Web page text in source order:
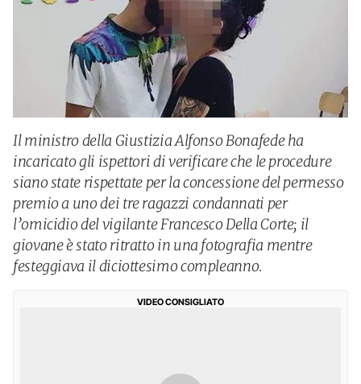
Il ministro della Giustizia Alfonso Bonafede ha
incaricato gli ispettori di verificare che le procedure
siano state rispettate per la concessione del permesso
premio a uno dei tre ragazzi condannati per
l’omicidio del vigilante Francesco Della Corte; il
giovane è stato ritratto in una fotografia mentre
festeggiava il diciottesimo compleanno.
VIDEO CONSIGLIATO